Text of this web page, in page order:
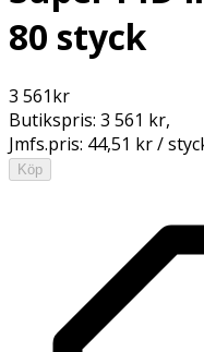
80 styck
3 561kr
Butikspris: 3 561 kr,
Jmfs.pris: 44,51 kr /
Köp